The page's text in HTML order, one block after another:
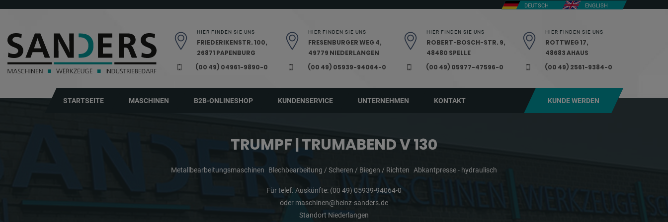
DEUTSCH ENGLISH
HIER FINDEN SIE UNS
FRIEDERIKENSTR. 100,
26871 PAPENBURG
(00 49) 04961-9890-0
HIER FINDEN SIE UNS
FRESENBURGER WEG 4,
49779 NIEDERLANGEN
(00 49) 05939-94064-0
HIER FINDEN SIE UNS
ROBERT-BOSCH-STR. 9,
48480 SPELLE
(00 49) 05977-47596-0
HIER FINDEN SIE UNS
ROTTWEG 17,
48683 AHAUS
(00 49) 2561-9384-0
STARTSEITE MASCHINEN B2B-ONLINESHOP KUNDENSERVICE UNTERNEHMEN KONTAKT KUNDE WERDEN
TRUMPF | TRUMABEND V 130
Metallbearbeitungsmaschinen Blechbearbeitung / Scheren / Biegen / Richten Abkantpresse - hydraulisch
Für telef. Auskünfte: (00 49) 05939-94064-0
oder maschinen@heinz-sanders.de
Standort Niederlangen